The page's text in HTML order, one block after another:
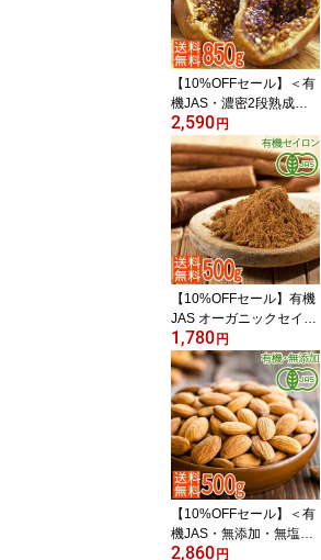
【10%OFFセール】＜有
機JAS・濃密2段熟成・
全粒検品済＞オーガニッ
クドライいちじく850g
無添加 高品質トルコ産
砂糖不使用 /白いちじく/
フィグ / イチジク (送料無
料)
2,590円
【10%OFFセール】有機
JAS オーガニックセイロ
ンシナモンパウダー500g
香り最高級 スリランカ産
大容量・お徳用 粉末 (送
料無料)
1,780円
【10%OFFセール】＜有
機JAS・無添加・無塩・
素焼き＞送料無料 オーガ
2,860円